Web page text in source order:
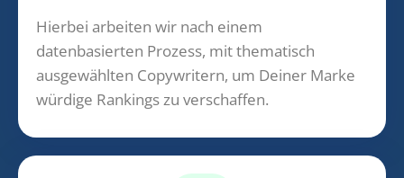
Hierbei arbeiten wir nach einem
datenbasierten Prozess, mit thematisch
ausgewählten Copywritern, um Deiner Marke
würdige Rankings zu verschaffen.